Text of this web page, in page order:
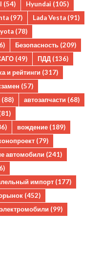
(54) Hyundai (105)
(97) Lada Vesta (91)
(78)
Безопасность (209)
(49) ПДД (136)
и рейтинги (317)
(57)
(88) автозапчасти (68)
вождение (189)
(79)
автомобили (241)
импорт (177)
(452)
электромобили (99)